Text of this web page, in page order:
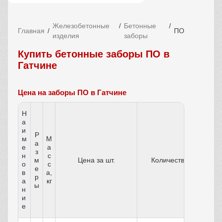
Главная
Железобетонные
изделия
Бетонные
заборы
ПО
Купить бетонные заборы ПО в
Гатчине
Цена на заборы ПО в Гатчине
Н
а
и
м
е
н
о
в
а
н
и
е
Р
а
з
м
е
р
ы
М
а
с
с
а,
кг
Цена за шт. Количество